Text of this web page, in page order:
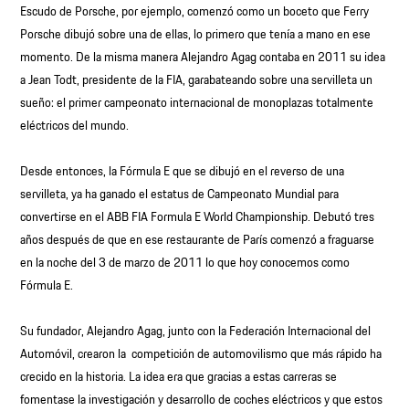
Escudo de Porsche, por ejemplo, comenzó como un boceto que Ferry
Porsche dibujó sobre una de ellas, lo primero que tenía a mano en ese
momento. De la misma manera Alejandro Agag contaba en 2011 su idea
a Jean Todt, presidente de la FIA, garabateando sobre una servilleta un
sueño: el primer campeonato internacional de monoplazas totalmente
eléctricos del mundo.
Desde entonces, la Fórmula E que se dibujó en el reverso de una
servilleta, ya ha ganado el estatus de Campeonato Mundial para
convertirse en el ABB FIA Formula E World Championship. Debutó tres
años después de que en ese restaurante de París comenzó a fraguarse
en la noche del 3 de marzo de 2011 lo que hoy conocemos como
Fórmula E.
Su fundador, Alejandro Agag, junto con la Federación Internacional del
Automóvil, crearon la competición de automovilismo que más rápido ha
crecido en la historia. La idea era que gracias a estas carreras se
fomentase la investigación y desarrollo de coches eléctricos y que estos